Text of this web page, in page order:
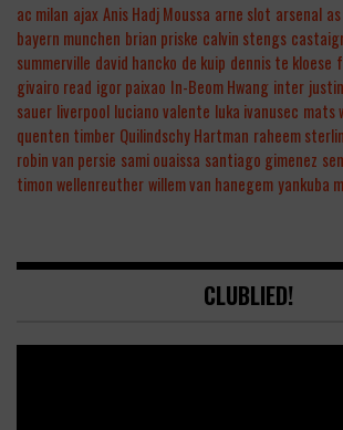
ac milan ajax Anis Hadj Moussa arne slot arsenal
bayern munchen brian priske calvin stengs
summerville david hancko de kuip dennis te kloese
givairo read igor paixao In-Beom Hwang inter
sauer liverpool luciano valente luka ivanusec mats
quenten timber Quilindschy Hartman raheem
robin van persie sami ouaissa santiago gimenez
timon wellenreutherwillem van hanegemyankuba
CLUBLIED!